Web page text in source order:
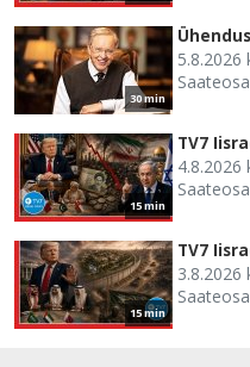
30 min
5.8.2026
15 min
TV7
4.8.2026
15 min
TV7
3.8.2026